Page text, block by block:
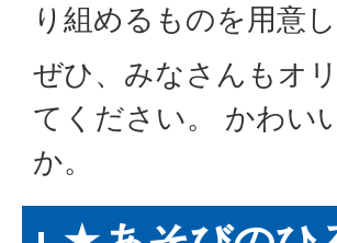
り組めるものを用意し
ぜひ、みなさんもオ
てください。 かわい
か。